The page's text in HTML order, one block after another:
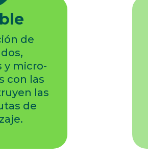
de
y micro-
con las
las
de